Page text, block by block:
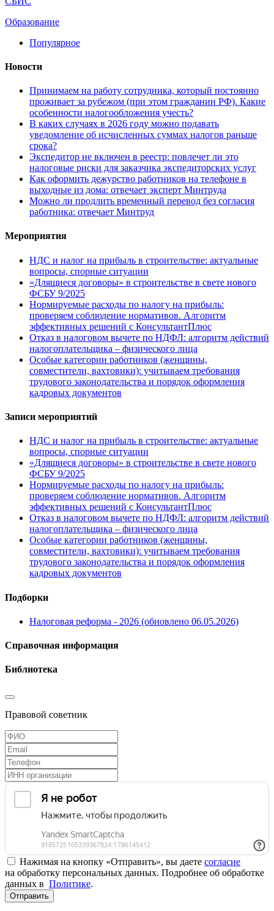
Образование
Популярное
Новости
Принимаем на работу сотрудника, который постоянно
проживает за рубежом (при этом гражданин РФ). Какие
особенности налогообложения учесть?
В каких случаях в 2026 году можно подавать
уведомление об исчисленных суммах налогов раньше
срока?
Экспедитор не включен в реестр: повлечет ли это
налоговые риски для заказчика экспедиторских услуг
Как оформить дежурство работников на телефоне в
выходные из дома: отвечает эксперт Минтруда
Можно ли продлить временный перевод без согласия
работника: отвечает Минтруд
Мероприятия
НДС и налог на прибыль в строительстве: актуальные
вопросы, спорные ситуации
«Длящиеся договоры» в строительстве в свете нового
ФСБУ 9/2025
Нормируемые расходы по налогу на прибыль:
проверяем соблюдение нормативов. Алгоритм
эффективных решений с КонсультантПлюс
Отказ в налоговом вычете по НДФЛ: алгоритм действий
налогоплательщика – физического лица
Особые категории работников (женщины,
совместители, вахтовики): учитываем требования
трудового законодательства и порядок оформления
кадровых документов
Записи мероприятий
НДС и налог на прибыль в строительстве: актуальные
вопросы, спорные ситуации
«Длящиеся договоры» в строительстве в свете нового
ФСБУ 9/2025
Нормируемые расходы по налогу на прибыль:
проверяем соблюдение нормативов. Алгоритм
эффективных решений с КонсультантПлюс
Отказ в налоговом вычете по НДФЛ: алгоритм действий
налогоплательщика – физического лица
Особые категории работников (женщины,
совместители, вахтовики): учитываем требования
трудового законодательства и порядок оформления
кадровых документов
Подборки
Налоговая реформа - 2026 (обновлено 06.05.2026)
Справочная информация
Библиотека
Правовой советник
Нажимая на кнопку «Отправить», вы даете согласие
на обработку персональных данных. Подробнее об обработке
данных в Политике.
Отправить